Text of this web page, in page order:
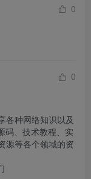
0
0
各种网络知识以及
码、技术教程、实
源等各个领域的资